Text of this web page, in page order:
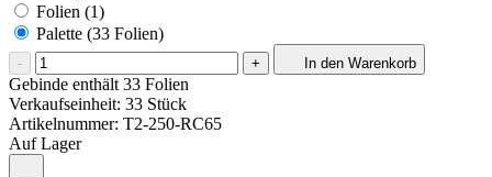
Folien (1)
Palette (33 Folien)
- + In den Warenkorb
Gebinde enthält 33 Folien
Verkaufseinheit: 33 Stück
Artikelnummer: T2-250-RC65
Auf Lager